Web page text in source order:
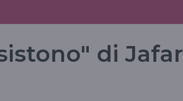
di Jafar